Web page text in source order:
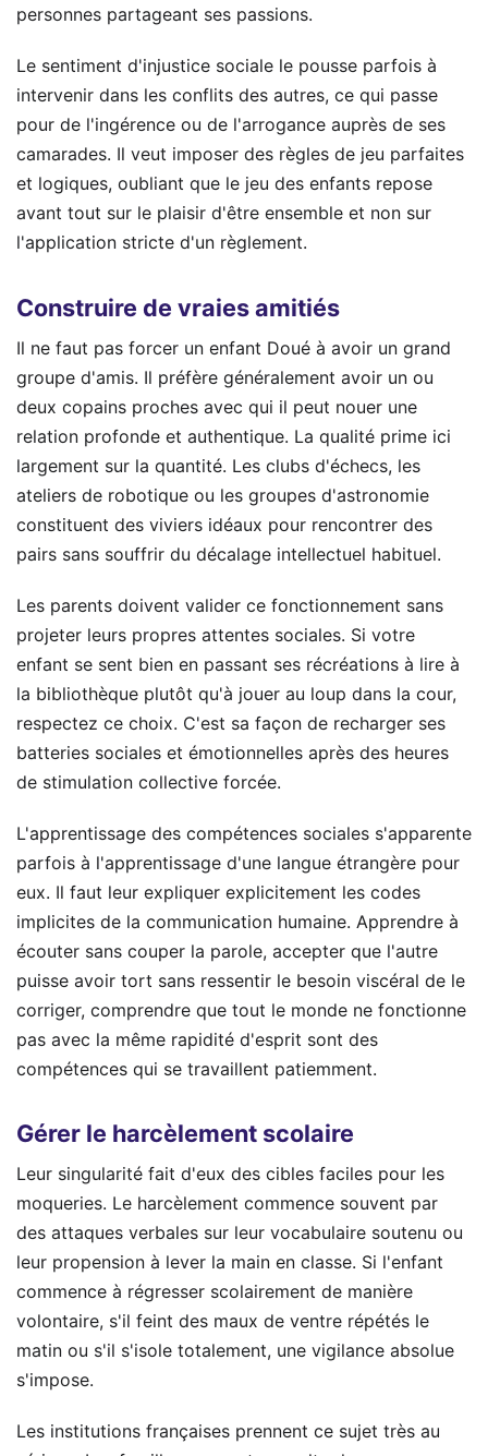
personnes partageant ses passions.
Le sentiment d'injustice sociale le pousse parfois à
intervenir dans les conflits des autres, ce qui passe
pour de l'ingérence ou de l'arrogance auprès de ses
camarades. Il veut imposer des règles de jeu parfaites
et logiques, oubliant que le jeu des enfants repose
avant tout sur le plaisir d'être ensemble et non sur
l'application stricte d'un règlement.
Construire de vraies amitiés
Il ne faut pas forcer un enfant Doué à avoir un grand
groupe d'amis. Il préfère généralement avoir un ou
deux copains proches avec qui il peut nouer une
relation profonde et authentique. La qualité prime ici
largement sur la quantité. Les clubs d'échecs, les
ateliers de robotique ou les groupes d'astronomie
constituent des viviers idéaux pour rencontrer des
pairs sans souffrir du décalage intellectuel habituel.
Les parents doivent valider ce fonctionnement sans
projeter leurs propres attentes sociales. Si votre
enfant se sent bien en passant ses récréations à lire à
la bibliothèque plutôt qu'à jouer au loup dans la cour,
respectez ce choix. C'est sa façon de recharger ses
batteries sociales et émotionnelles après des heures
de stimulation collective forcée.
L'apprentissage des compétences sociales s'apparente
parfois à l'apprentissage d'une langue étrangère pour
eux. Il faut leur expliquer explicitement les codes
implicites de la communication humaine. Apprendre à
écouter sans couper la parole, accepter que l'autre
puisse avoir tort sans ressentir le besoin viscéral de le
corriger, comprendre que tout le monde ne fonctionne
pas avec la même rapidité d'esprit sont des
compétences qui se travaillent patiemment.
Gérer le harcèlement scolaire
Leur singularité fait d'eux des cibles faciles pour les
moqueries. Le harcèlement commence souvent par
des attaques verbales sur leur vocabulaire soutenu ou
leur propension à lever la main en classe. Si l'enfant
commence à régresser scolairement de manière
volontaire, s'il feint des maux de ventre répétés le
matin ou s'il s'isole totalement, une vigilance absolue
s'impose.
Les institutions françaises prennent ce sujet très au